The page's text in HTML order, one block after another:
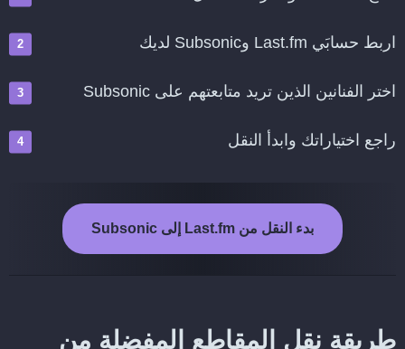
اربط حسابَي Last.fm وSubsonic لديك
اختر الفنانين الذين تريد متابعتهم على Subsonic
راجع اختياراتك وابدأ النقل
بدء النقل من Last.fm إلى Subsonic
طريقة نقل المقاطع المفضلة من